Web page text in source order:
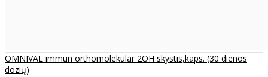
OMNIVAL immun orthomolekular 2OH skystis,kaps. (30 dienos
dozių)